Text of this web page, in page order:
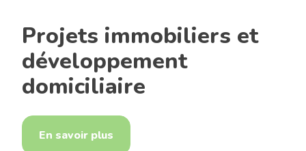
Projets immobiliers et
développement
domiciliaire
En savoir plus